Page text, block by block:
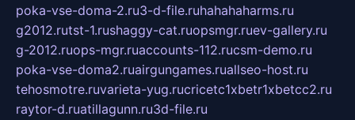
poka-vse-doma-2.ru3-d-file.ruhahahaharms.ru
g2012.rutst-1.rushaggy-cat.ruopsmgr.ruev-gallery.ru
g-2012.ruops-mgr.ruaccounts-112.rucsm-demo.ru
poka-vse-doma2.ruairgungames.ruallseo-host.ru
tehosmotre.ruvarieta-yug.rucricetc1xbetr1xbetcc2.ru
raytor-d.ruatillagunn.ru3d-file.ru